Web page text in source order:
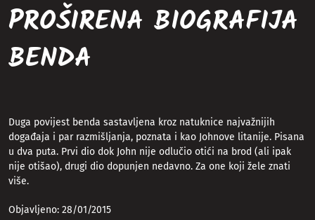
PROŠIRENA BIOGRAFIJA
BENDA
Duga povijest benda sastavljena kroz natuknice najvažnijih
događaja i par razmišljanja, poznata i kao Johnove litanije. Pisana
u dva puta. Prvi dio dok John nije odlučio otići na brod (ali ipak
nije otišao), drugi dio dopunjen nedavno. Za one koji žele znati
više.
Objavljeno: 28/01/2015